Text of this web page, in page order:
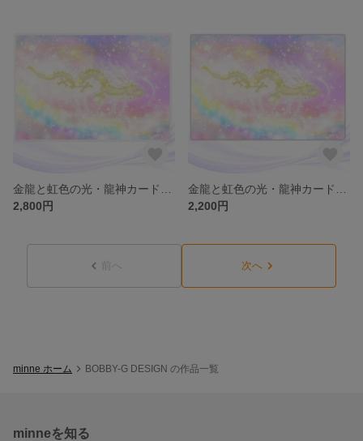
2,800円
2,200円
前へ 次へ
minne ホーム BOBBY-G DESIGN の作品一覧
minneを知る